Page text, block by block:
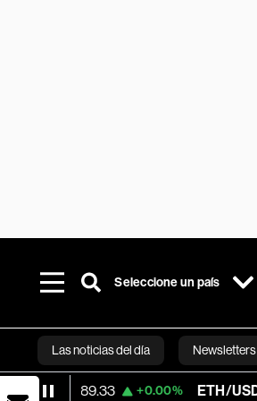
Seleccione un país
Las noticias del día Newsletters
+0.00% ETH/USD 1,912.068